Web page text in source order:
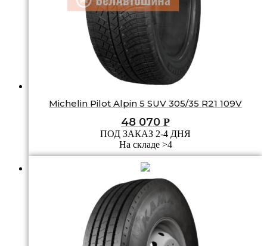
Michelin Pilot Alpin 5 SUV 305/35 R21 109V
48 070 Р
ПОД ЗАКАЗ 2-4 ДНЯ
На складе >4